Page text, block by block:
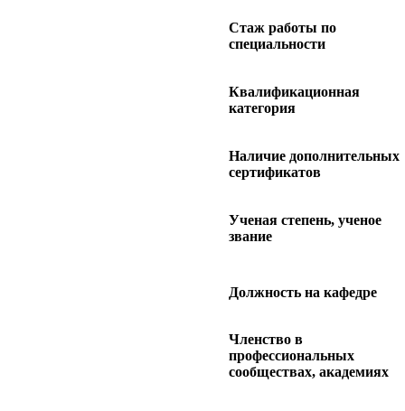
Стаж работы по
специальности
Квалификационная
категория
Наличие дополнительных
сертификатов
Ученая степень, ученое
звание
Должность на кафедре
Членство в
профессиональных
сообществах, академиях